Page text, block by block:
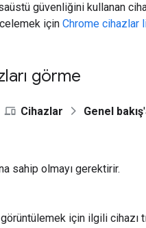
güvenliğini kullanan
için Chrome cihazlar
görme
Cihazlar Genel bakış
sahip olmayı gerektirir.
için ilgili cihazı